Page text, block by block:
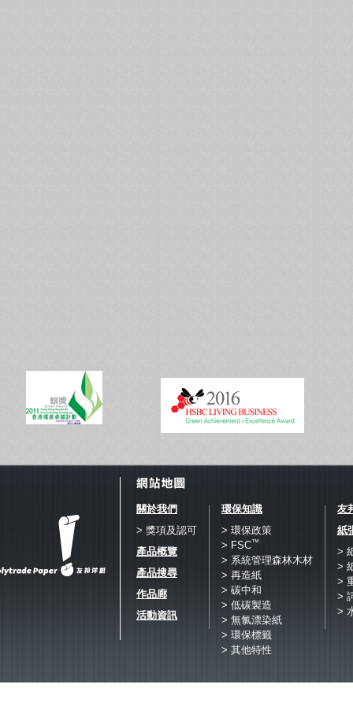
關於我們
> 獎項及認可
產品概覽
產品搜尋
作品廊
活動資訊
環保知識
> 環保政策
> FSC™
> 系統管理森林木材
> 再造紙
> 碳中和
> 低碳製造
> 無氯漂染紙
> 環保標籤
> 其他特性
友
紙
>
>
>
>
>